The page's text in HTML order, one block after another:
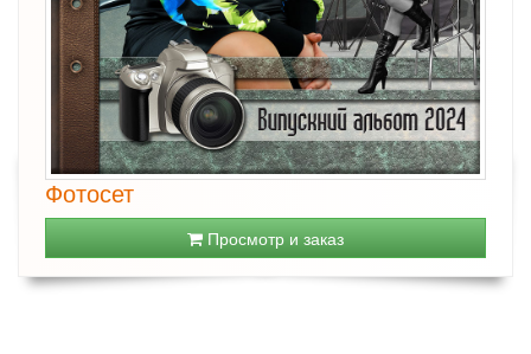
Фотосет
Просмотр и заказ